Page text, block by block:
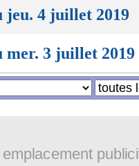
jeu. 4 juillet 2019
mer. 3 juillet 2019
emplacement